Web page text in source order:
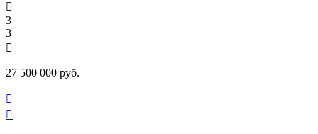

3
3

27 500 000 руб.

